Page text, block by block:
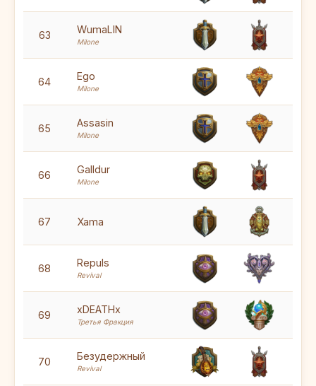
63 WumaLIN
Milone
64 Ego
Milone
65 Assasin
Milone
66 Galldur
Milone
67 Xama
68 Repuls
Revival
69 xDEATHx
Третья Фракция
70 Безудержный
Revival